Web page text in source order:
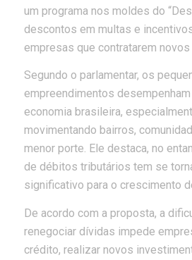
um programa nos moldes do
descontos em multas e
empresas que contratarem novos
Segundo o parlamentar, os
empreendimentos
economia brasileira,
movimentando bairros,
menor porte. Ele destaca, no
de débitos tributários tem se
significativo para o crescimento
De acordo com a proposta, a
renegociar dívidas impede
crédito, realizar novos